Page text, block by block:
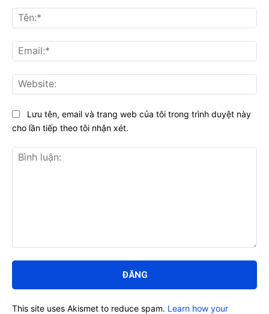
luận:
Lưu tên, email và trang web của tôi trong trình duyệt này
cho lần tiếp theo tôi nhận xét.
This site uses Akismet to reduce spam. Learn how your